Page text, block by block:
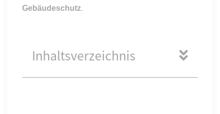
Gebäudeschutz.
Inhaltsverzeichnis